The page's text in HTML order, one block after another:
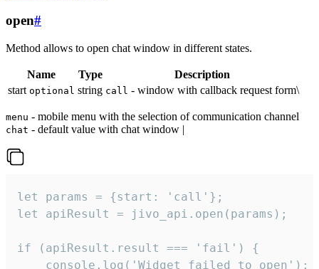
open#
Method allows to open chat window in different states.
Name Type
Description
start optional string call - window with callback request form\
menu - mobile menu with the selection of communication channel
chat - default value with chat window |
let params = {start: 'call'};
let apiResult = jivo_api.open(params);
if (apiResult.result === 'fail') {
    console.log('Widget failed to open');